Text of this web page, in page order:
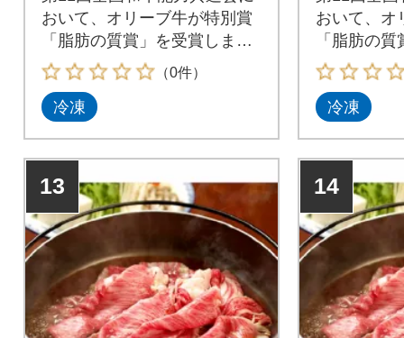
おいて、オリーブ牛が特別賞
「脂肪の質賞」を受賞しまし
た。
（0件）
冷凍
おいて、オ
「脂肪の
た。
冷凍
13 14